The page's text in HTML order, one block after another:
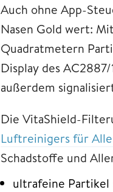
Auch ohne App-
Nasen Gold wert:
Quadratmetern
Display des
außerdem
Die VitaShield-
Luftreinigers für
Schadstoffe und
ultrafeine